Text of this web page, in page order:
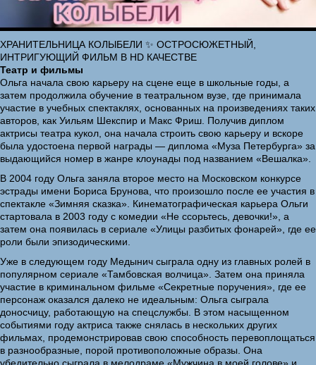
ХРАНИТЕЛЬНИЦА КОЛЫБЕЛИ ✨ ОСТРОСЮЖЕТНЫЙ,
ИНТРИГУЮЩИЙ ФИЛЬМ В HD КАЧЕСТВЕ
Театр и фильмы
Ольга начала свою карьеру на сцене еще в школьные годы, а
затем продолжила обучение в театральном вузе, где принимала
участие в учебных спектаклях, основанных на произведениях таких
авторов, как Уильям Шекспир и Макс Фриш. Получив диплом
актрисы театра кукол, она начала строить свою карьеру и вскоре
была удостоена первой награды — диплома «Муза Петербурга» за
выдающийся номер в жанре клоунады под названием «Вешалка».
В 2004 году Ольга заняла второе место на Московском конкурсе
эстрады имени Бориса Брунова, что произошло после ее участия в
спектакле «Зимняя сказка». Кинематографическая карьера Ольги
стартовала в 2003 году с комедии «Не ссорьтесь, девочки!», а
затем она появилась в сериале «Улицы разбитых фонарей», где ее
роли были эпизодическими.
Уже в следующем году Медынич сыграла одну из главных ролей в
популярном сериале «Тамбовская волчица». Затем она приняла
участие в криминальном фильме «Секретные поручения», где ее
персонаж оказался далеко не идеальным: Ольга сыграла
доносчицу, работающую на спецслужбы. В этом насыщенном
событиями году актриса также снялась в нескольких других
фильмах, продемонстрировав свою способность перевоплощаться
в разнообразные, порой противоположные образы. Она